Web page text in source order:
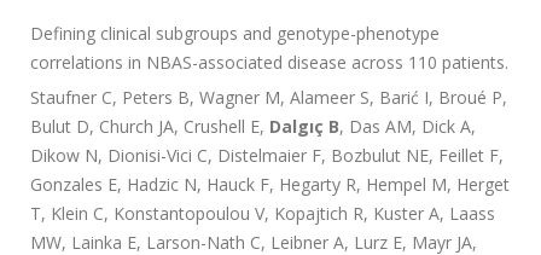
Defining clinical subgroups and genotype-phenotype
correlations in NBAS-associated disease across 110 patients.
Staufner C, Peters B, Wagner M, Alameer S, Barić I, Broué P,
Bulut D, Church JA, Crushell E, Dalgıç B, Das AM, Dick A,
Dikow N, Dionisi-Vici C, Distelmaier F, Bozbulut NE, Feillet F,
Gonzales E, Hadzic N, Hauck F, Hegarty R, Hempel M, Herget
T, Klein C, Konstantopoulou V, Kopajtich R, Kuster A, Laass
MW, Lainka E, Larson-Nath C, Leibner A, Lurz E, Mayr JA,